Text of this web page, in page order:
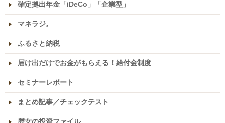
確定拠出年金「iDeCo」「企業型」
マネラジ。
ふるさと納税
届け出だけでお金がもらえる！給付金制度
セミナーレポート
まとめ記事／チェックテスト